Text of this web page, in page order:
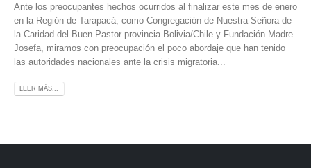
Ante los preocupantes hechos ocurridos al finalizar este mes de enero
en la Región de Tarapacá, como Congregación de Nuestra Señora de
la Caridad del Buen Pastor provincia Bolivia/Chile y Fundación Madre
Josefa, miramos con preocupación el poco abordaje que han tenido
las autoridades nacionales ante la crisis migratoria...
LEER MÁS...